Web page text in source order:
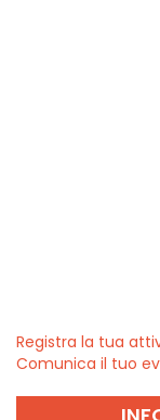
Registra la tua
Comunica il tuo